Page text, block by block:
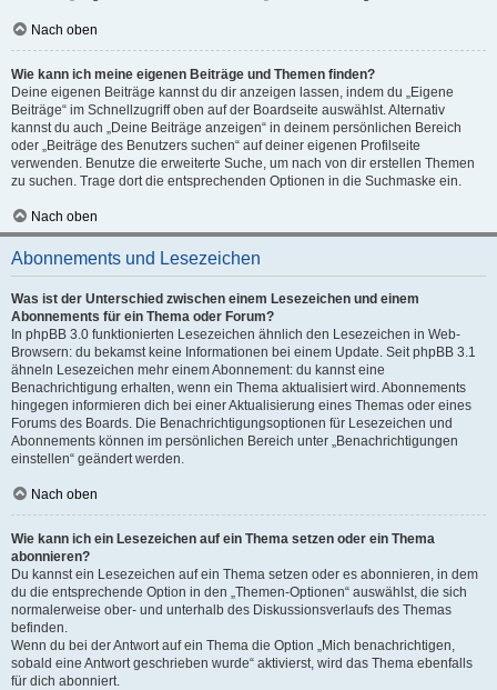
Nach oben
Wie kann ich meine eigenen Beiträge und Themen finden?
Deine eigenen Beiträge kannst du dir anzeigen lassen, indem du „Eigene
Beiträge“ im Schnellzugriff oben auf der Boardseite auswählst. Alternativ
kannst du auch „Deine Beiträge anzeigen“ in deinem persönlichen Bereich
oder „Beiträge des Benutzers suchen“ auf deiner eigenen Profilseite
verwenden. Benutze die erweiterte Suche, um nach von dir erstellen Themen
zu suchen. Trage dort die entsprechenden Optionen in die Suchmaske ein.
Nach oben
Abonnements und Lesezeichen
Was ist der Unterschied zwischen einem Lesezeichen und einem
Abonnements für ein Thema oder Forum?
In phpBB 3.0 funktionierten Lesezeichen ähnlich den Lesezeichen in Web-
Browsern: du bekamst keine Informationen bei einem Update. Seit phpBB 3.1
ähneln Lesezeichen mehr einem Abonnement: du kannst eine
Benachrichtigung erhalten, wenn ein Thema aktualisiert wird. Abonnements
hingegen informieren dich bei einer Aktualisierung eines Themas oder eines
Forums des Boards. Die Benachrichtigungsoptionen für Lesezeichen und
Abonnements können im persönlichen Bereich unter „Benachrichtigungen
einstellen“ geändert werden.
Nach oben
Wie kann ich ein Lesezeichen auf ein Thema setzen oder ein Thema
abonnieren?
Du kannst ein Lesezeichen auf ein Thema setzen oder es abonnieren, in dem
du die entsprechende Option in den „Themen-Optionen“ auswählst, die sich
normalerweise ober- und unterhalb des Diskussionsverlaufs des Themas
befinden.
Wenn du bei der Antwort auf ein Thema die Option „Mich benachrichtigen,
sobald eine Antwort geschrieben wurde“ aktivierst, wird das Thema ebenfalls
für dich abonniert.